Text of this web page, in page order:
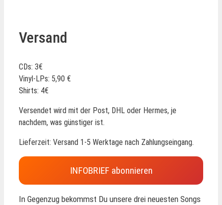
Versand
CDs: 3€
Vinyl-LPs: 5,90 €
Shirts: 4€
Versendet wird mit der Post, DHL oder Hermes, je
nachdem, was günstiger ist.
Lieferzeit: Versand 1-5 Werktage nach Zahlungseingang.
INFOBRIEF abonnieren
In Gegenzug bekommst Du unsere drei neuesten Songs